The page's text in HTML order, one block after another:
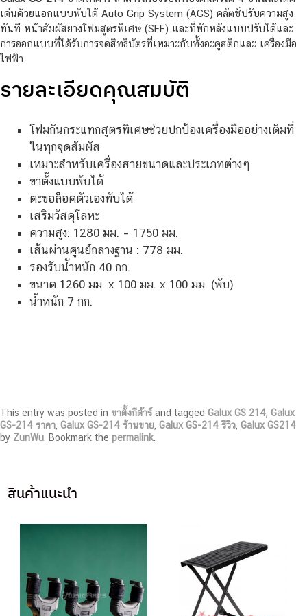
เด่นด้วยแอกแบบพับได้ Auto Grip System (AGS) คลัตช์ปรับความสูง
ทันที หน้าสัมผัสยางโฟมสูตรพิเศษ (SFF) และที่พักหลังแบบปรับได้และ
การออกแบบที่ได้รับการจดสิทธิบัตรที่เหมาะกับทั้งอะคูสติกและ เครื่องมือ
ไฟฟ้า
รายละเอียดคุณสมบัติ
โฟมกันกระแทกสูตรพิเศษช่วยปกป้องเครื่องมืออย่างเต็มที่
ในทุกจุดสัมผัส
เหมาะสำหรับเครื่องสายขนาดและประเภทต่างๆ
ขาตั้งแบบพับได้
ตะขอล็อคตัวเองพับได้
เสริมวัสดุโลหะ
ความสูง: 1280 มม. – 1750 มม.
เส้นผ่านศูนย์กลางฐาน : 778 มม.
รองรับน้ำหนัก 40 กก.
ขนาด 1260 มม. x 100 มม. x 100 มม. (พับ)
น้ำหนัก 7 กก.
This entry was posted in ขาตั้งกีต้าร์ and tagged Galux GS 214 Galux
GS-214 ราคา Galux GS-214 ร้านขาย Galux GS-214 รีวิว Galux GS214
by ZunWu . Bookmark the permalink
สินค้าแนะนำ